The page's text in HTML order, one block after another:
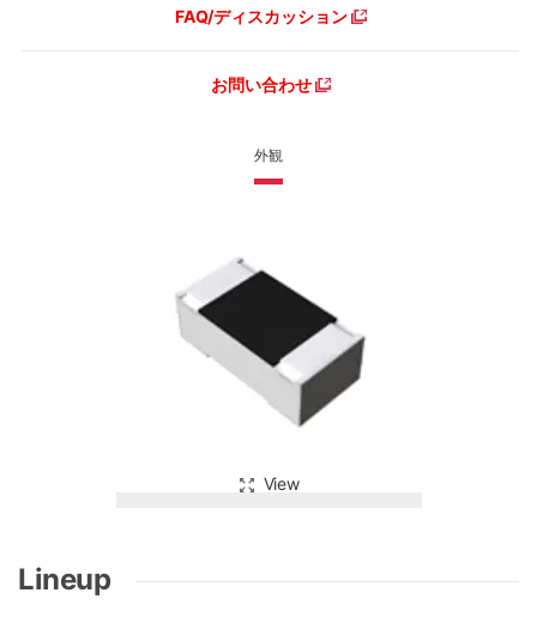
外観
View
FAQ/ディスカッション
お問い合わせ
Lineup